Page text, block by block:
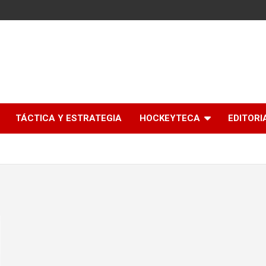
TÁCTICA Y ESTRATEGIA HOCKEYTECA